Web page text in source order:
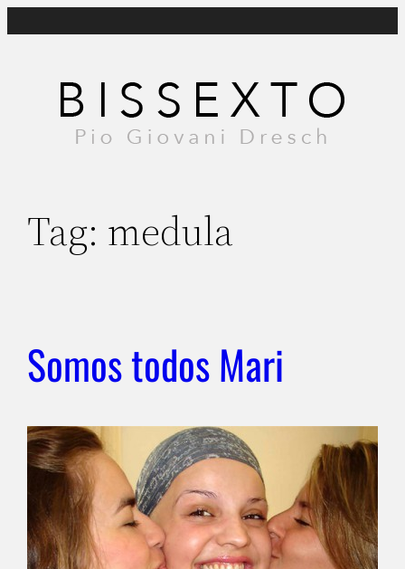
conteúdo
Tag: medula
Somos todos Mari